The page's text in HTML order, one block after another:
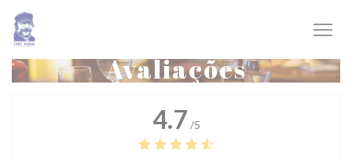
Painel de Gerenciamento de Cookies
Avaliações
4.7 /5